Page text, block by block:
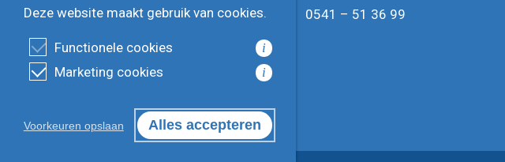
010 – 451 05 55
info@erdo.nl
0541 – 51 36 99
Deze website maakt gebruik van cookies.
Functionele cookies i
Marketing cookies i
Voorkeuren opslaan Alles accepteren